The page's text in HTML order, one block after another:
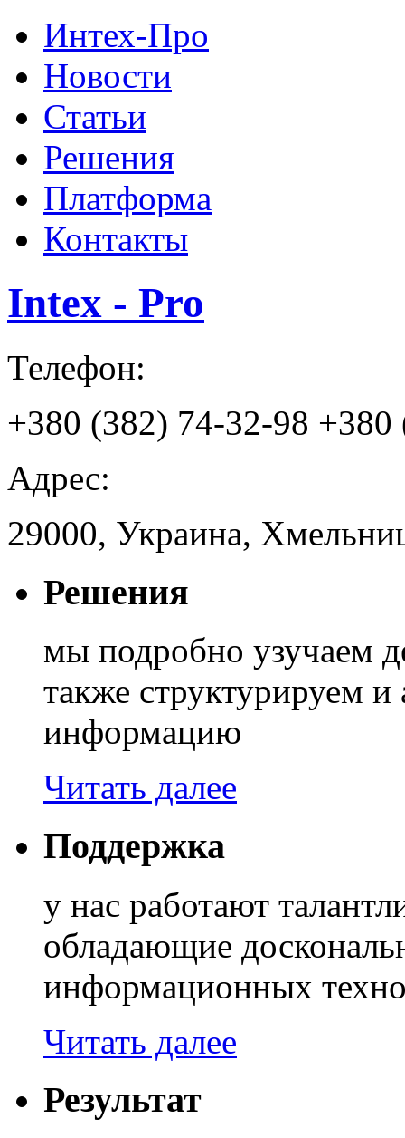
Интех-Про
Новости
Статьи
Решения
Платформа
Контакты
Intex - Pro
Телефон:
+380 (382) 74-32-98 +380
Адрес:
29000, Украина,
Решения
мы подробно узучаем
также структурируем
информацию
Читать далее
Поддержка
у нас работают
обладающие
информационных
Читать далее
Результат